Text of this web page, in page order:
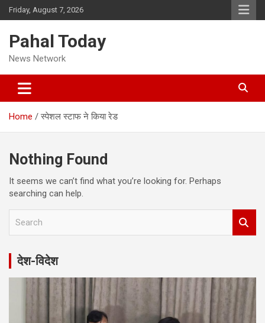
Skip
to
Friday, August 7, 2026
Pahal Today
News Network
Home स्पेशल स्टाफ ने किया रेड
Nothing Found
It seems we can’t find what you’re looking for. Perhaps
searching can help.
r
h
देश-विदेश